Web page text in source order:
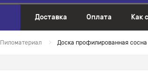
Доставка Оплата Как
Пиломатериал Доска профилированная